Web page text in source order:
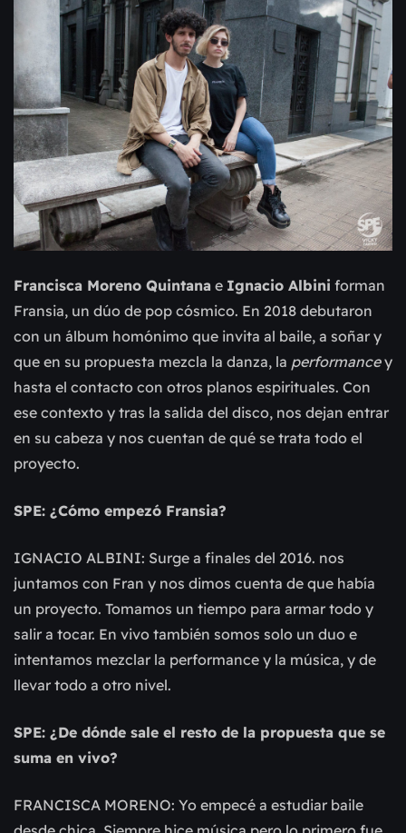
Francisca Moreno Quintana e Ignacio Albini forman
Fransia, un dúo de pop cósmico. En 2018 debutaron
con un álbum homónimo que invita al baile, a soñar y
que en su propuesta mezcla la danza, la performancey
hasta el contacto con otros planos espirituales. Con
ese contexto y tras la salida del disco, nos dejan entrar
en su cabeza y nos cuentan de qué se trata todo el
proyecto.
SPE: ¿Cómo empezó Fransia?
IGNACIO ALBINI: Surge a finales del 2016. nos
juntamos con Fran y nos dimos cuenta de que había
un proyecto. Tomamos un tiempo para armar todo y
salir a tocar. En vivo también somos solo un duo e
intentamos mezclar la performance y la música, y de
llevar todo a otro nivel.
SPE: ¿De dónde sale el resto de la propuesta que se
suma en vivo?
FRANCISCA MORENO: Yo empecé a estudiar baile